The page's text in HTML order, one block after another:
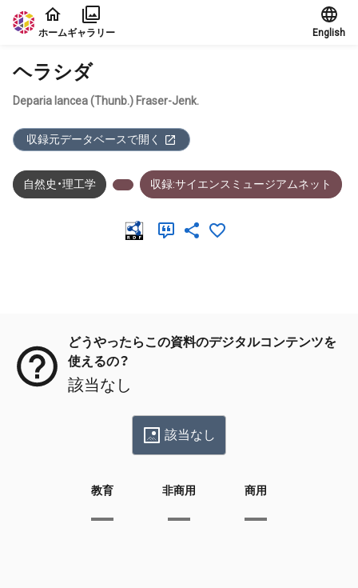
本文に飛ぶ
ホームギャラリー English
ヘラシダ
Deparia lancea (Thunb.) Fraser-Jenk.
収録元データベースで開く
自然史・理工学 収録:サイエンスミュージアムネット
どうやったらこの資料のデジタルコンテンツを
使えるの？
該当なし
該当なし
教育 非商用 商用